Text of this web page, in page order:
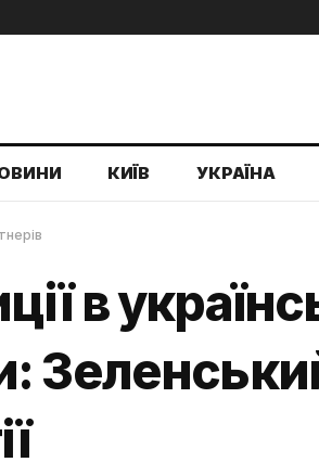
КИЇВ УКРАЇНА
в